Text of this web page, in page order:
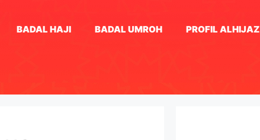
BADAL HAJI BADAL UMROH PROFIL ALHIJAZ